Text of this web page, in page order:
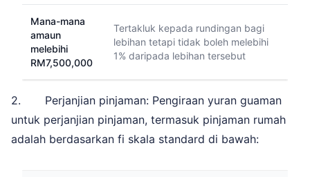
Mana-mana
amaun
melebihi
RM7,500,000
Tertakluk kepada rundingan bagi
lebihan tetapi tidak boleh melebihi
1% daripada lebihan tersebut
2. Perjanjian pinjaman: Pengiraan yuran guaman
untuk perjanjian pinjaman, termasuk pinjaman rumah
adalah berdasarkan fi skala standard di bawah: